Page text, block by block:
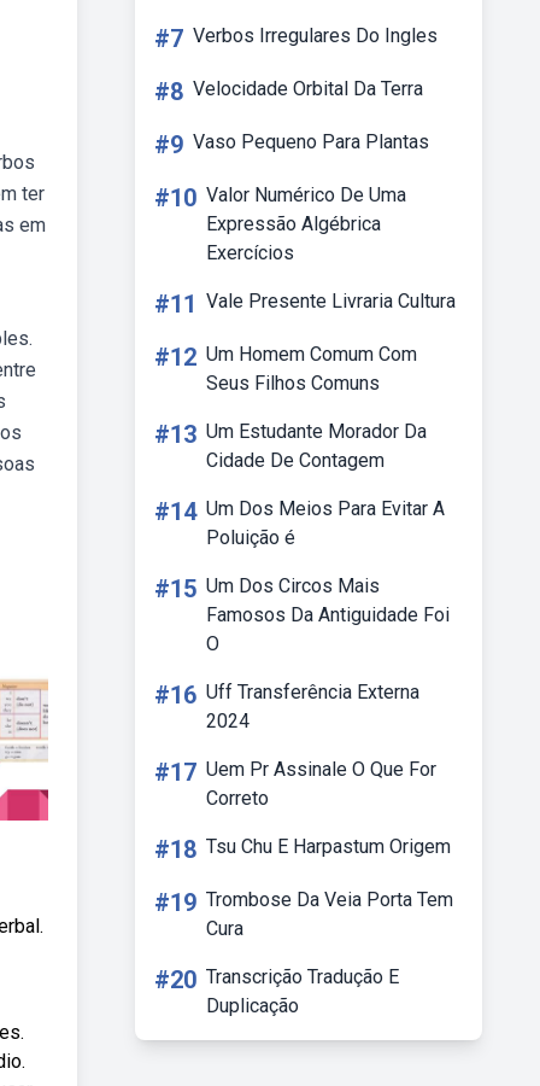
ter
em
#7 Verbos Irregulares Do Ingles
#8 Velocidade Orbital Da Terra
#9 Vaso Pequeno Para Plantas
#10 Valor Numérico De Uma
Expressão Algébrica
Exercícios
#11 Vale Presente Livraria Cultura
#12 Um Homem Comum Com
Seus Filhos Comuns
#13 Um Estudante Morador Da
Cidade De Contagem
#14 Um Dos Meios Para Evitar A
Poluição é
#15 Um Dos Circos Mais
Famosos Da Antiguidade Foi
O
#16 Uff Transferência Externa
2024
#17 Uem Pr Assinale O Que For
Correto
#18 Tsu Chu E Harpastum Origem
#19 Trombose Da Veia Porta Tem
Cura
#20 Transcrição Tradução E
Duplicação